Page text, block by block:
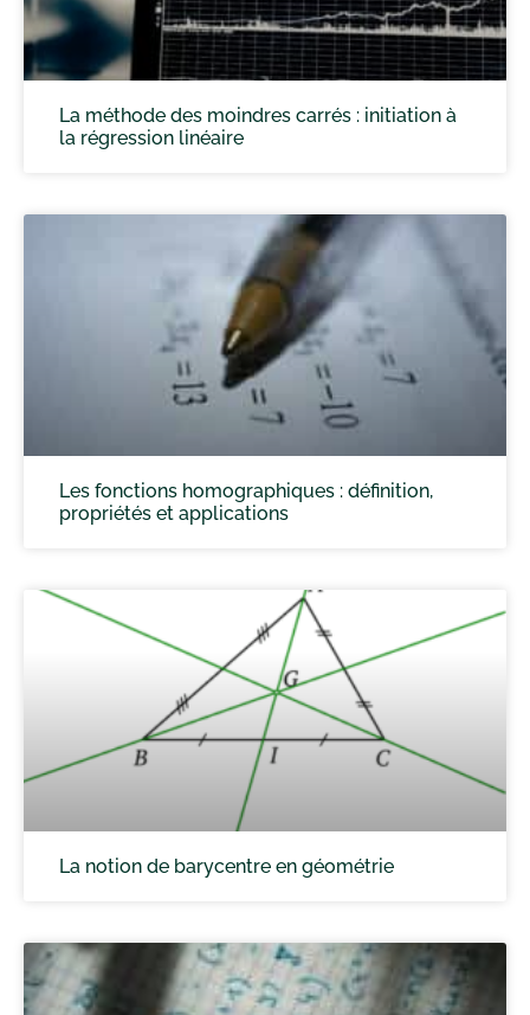
La méthode des moindres carrés : initiation à
la régression linéaire
Les fonctions homographiques : définition,
propriétés et applications
La notion de barycentre en géométrie